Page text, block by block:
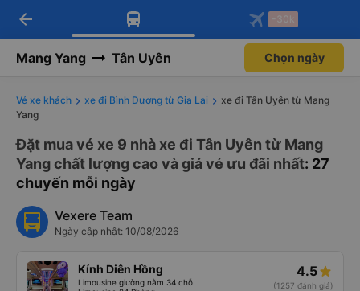
Tải app Vexere ngay!
Nhận ưu đãi thành viên độc
Mở app
Tải app Vexere
-30k/ghế khi đặt vé máy bay qua
Mở app
arrow_back -30k
Mang Yang Tân Uyên Chọn ngày
Vé xe khách xe đi Bình Dương từ Gia Lai
xe đi Tân Uyên từ Mang
Yang
Đặt mua vé xe 9 nhà xe đi Tân Uyên từ Mang
Yang chất lượng cao và giá vé ưu đãi nhất: 27
chuyến mỗi ngày
Vexere Team
Ngày cập nhật: 10/08/2026
Kính Diên Hồng
Limousine giường nằm 34 chỗ
4.5
(1257 đánh giá)